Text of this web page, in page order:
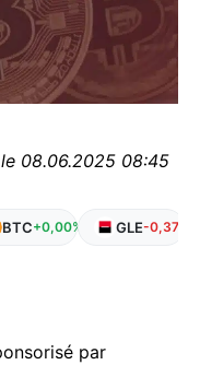
08.06.2025 08:45
BTC+0,00% GLE-0,37%
par